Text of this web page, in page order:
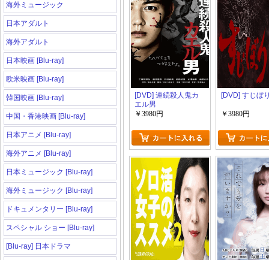
海外ミュージック
日本アダルト
海外アダルト
日本映画 [Blu-ray]
欧米映画 [Blu-ray]
韓国映画 [Blu-ray]
中国・香港映画 [Blu-ray]
日本アニメ [Blu-ray]
海外アニメ [Blu-ray]
日本ミュージック [Blu-ray]
海外ミュージック [Blu-ray]
ドキュメンタリー [Blu-ray]
スペシャル ショー [Blu-ray]
[Blu-ray] 日本ドラマ
[DVD] 連続殺人鬼カ
エル男
￥3980円
[DVD] すじぼ
￥3980円